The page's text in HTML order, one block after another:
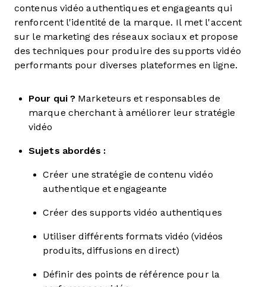
contenus vidéo authentiques et engageants qui
renforcent l'identité de la marque. Il met l'accent
sur le marketing des réseaux sociaux et propose
des techniques pour produire des supports vidéo
performants pour diverses plateformes en ligne.
Pour qui ? Marketeurs et responsables de
marque cherchant à améliorer leur stratégie
vidéo
Sujets abordés :
Créer une stratégie de contenu vidéo
authentique et engageante
Créer des supports vidéo authentiques
Utiliser différents formats vidéo (vidéos
produits, diffusions en direct)
Définir des points de référence pour la